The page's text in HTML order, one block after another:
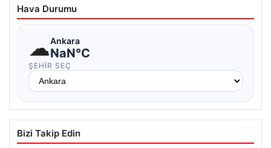
Hava Durumu
☁Ankara
NaN°C
ŞEHIR SEÇ
Bizi Takip Edin